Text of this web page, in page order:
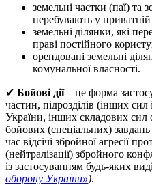
земельні частки (паї) та
перебувають у приватній
земельні ділянки, які
праві постійного
орендовані земельні
комунальної власності.
✔ Бойові дії– це форма
частин, підрозділів (інших
України, інших складових
бойових (спеціальних)
час відсічі збройної агресії
(нейтралізації) збройного
із застосуванням будь-яких
оборону України»).